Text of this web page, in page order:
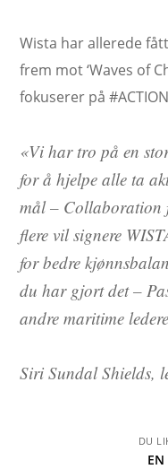
Wista har allerede
frem mot ‘Waves of
fokuserer på
«Vi har tro på en
for å hjelpe alle ta
mål – Collaboration
flere vil signere
for bedre
du har gjort det –
andre maritime
Siri Sundal Shields,
DU